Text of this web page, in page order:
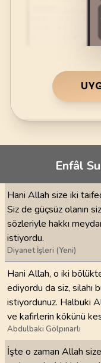
Enfâl
Hani Allah size iki
Siz de güçsüz olanın
sözleriyle hakkı
istiyordu.
Diyanet İşleri (Yeni)
Hani Allah, o iki
ediyordu da siz, silahı
istiyordunuz. Halbuki
ve kafirlerin kökünü
Abdulbaki Gölpınarlı
İşte o zaman Allah